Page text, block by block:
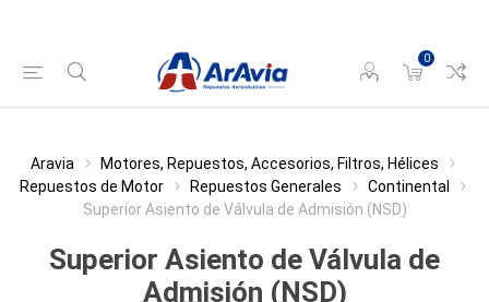
0
Aravia
Motores, Repuestos, Accesorios, Filtros, Hélices
Repuestos de Motor
Repuestos Generales
Continental
Superior Asiento de Válvula de Admisión (NSD)
Superior Asiento de Válvula de
Admisión (NSD)